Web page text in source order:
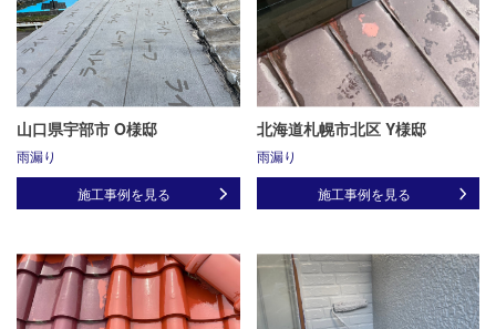
山口県宇部市 O様邸
雨漏り
施工事例を見る
北海道札幌市北区 Y様邸
雨漏り
施工事例を見る